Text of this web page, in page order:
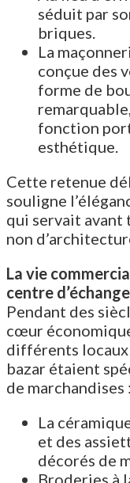
séduit par
briques.
La
conçue des
forme de
fonction
esthétique.
Cette retenue
souligne
qui servait avant
non
La vie
centre
Pendant des
cœur
différents locaux
bazar étaient
de marchandises :
La
et des
décorés de
Broderies à